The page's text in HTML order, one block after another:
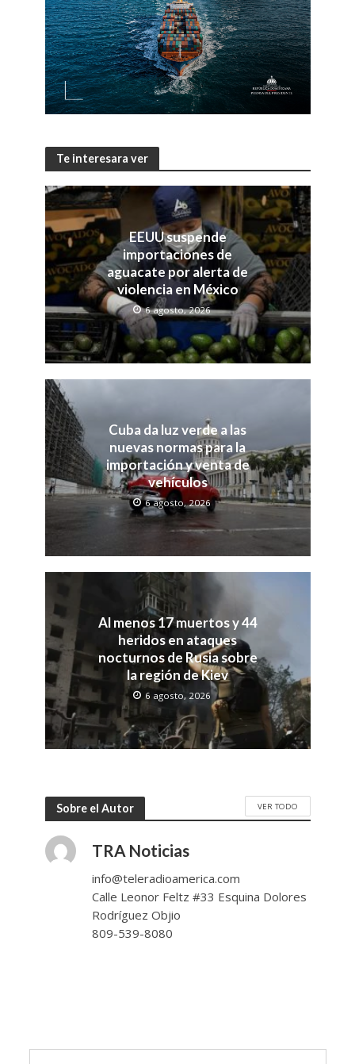
Te interesara ver
EEUU suspende
importaciones de
aguacate por alerta de
violencia en México
6 agosto, 2026
Cuba da luz verde a las
nuevas normas para la
importación y venta de
vehículos
6 agosto, 2026
Al menos 17 muertos y 44
heridos en ataques
nocturnos de Rusia sobre
la región de Kiev
6 agosto, 2026
Sobre el Autor VER TODO
TRA Noticias
info@teleradioamerica.com
Calle Leonor Feltz #33 Esquina Dolores
Rodríguez Objio
809-539-8080